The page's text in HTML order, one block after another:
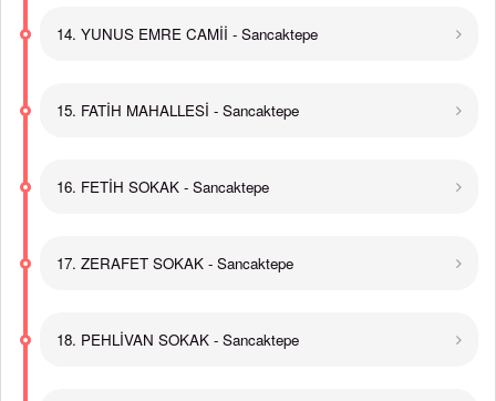
14. YUNUS EMRE CAMİİ - Sancaktepe
15. FATİH MAHALLESİ - Sancaktepe
16. FETİH SOKAK - Sancaktepe
17. ZERAFET SOKAK - Sancaktepe
18. PEHLİVAN SOKAK - Sancaktepe